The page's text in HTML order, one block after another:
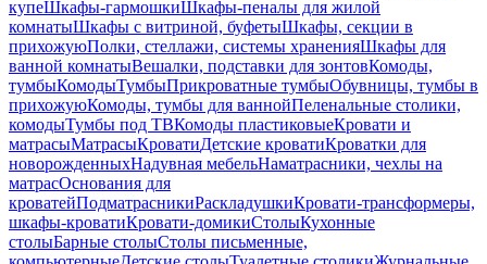
купеШкафы-гармошкиШкафы-пеналы для жилой
комнатыШкафы с витриной, буфетыШкафы, секции в
прихожуюПолки, стеллажи, системы храненияШкафы для
ванной комнатыВешалки, подставки для зонтовКомоды,
тумбыКомодыТумбыПрикроватные тумбыОбувницы, тумбы в
прихожуюКомоды, тумбы для ваннойПеленальные столики,
комодыТумбы под ТВКомоды пластиковыеКровати и
матрасыМатрасыКроватиДетские кроватиКроватки для
новорожденныхНадувная мебельНаматрасники, чехлы на
матрасОснования для
кроватейПодматрасникиРаскладушкиКровати-трансформеры,
шкафы-кроватиКровати-домикиСтолыКухонные
столыБарные столыСтолы письменные,